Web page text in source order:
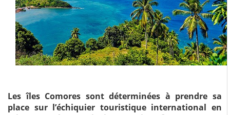
Les îles Comores sont déterminées à prendre sa
place sur l’échiquier touristique international en